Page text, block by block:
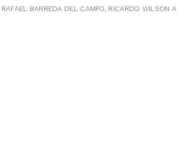
BARREDA DEL CAMPO, RICARDO WILSON